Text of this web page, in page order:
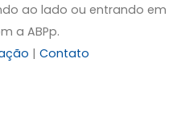
ao lado ou entrando em
a ABPp.
| Contato